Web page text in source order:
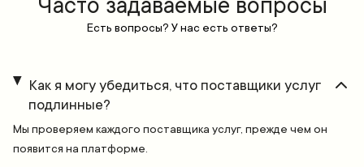
Часто задаваемые вопросы
Есть вопросы? У нас есть ответы?
Как я могу убедиться, что поставщики услуг
подлинные?
Мы проверяем каждого поставщика услуг, прежде чем он
появится на платформе.